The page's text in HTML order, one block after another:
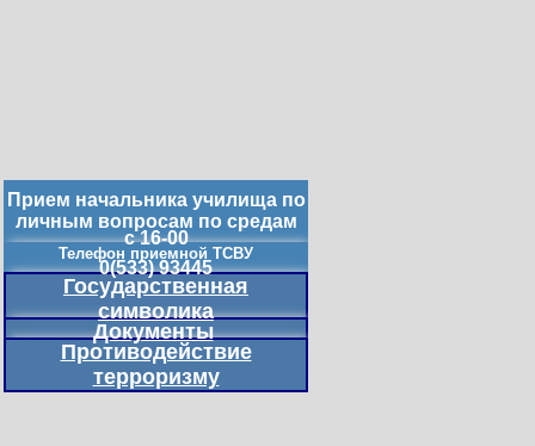
Прием начальника училища по
личным вопросам по средам
с 16-00
Телефон приемной ТСВУ
0(533) 93445
Государственная
символика
Документы
Противодействие
терроризму